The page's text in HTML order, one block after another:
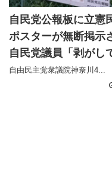
自民党公報板に立憲
ポスターが無断掲示
自民党議員「剥がし
したが、流石に驚き
自由民主党衆議院神奈川4...